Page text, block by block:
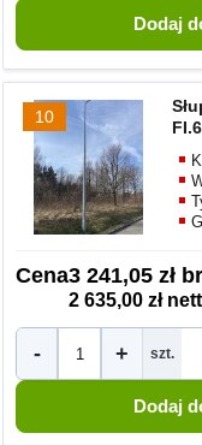
10
Cena3 241,05 zł
2 635,00 zł
- + szt.